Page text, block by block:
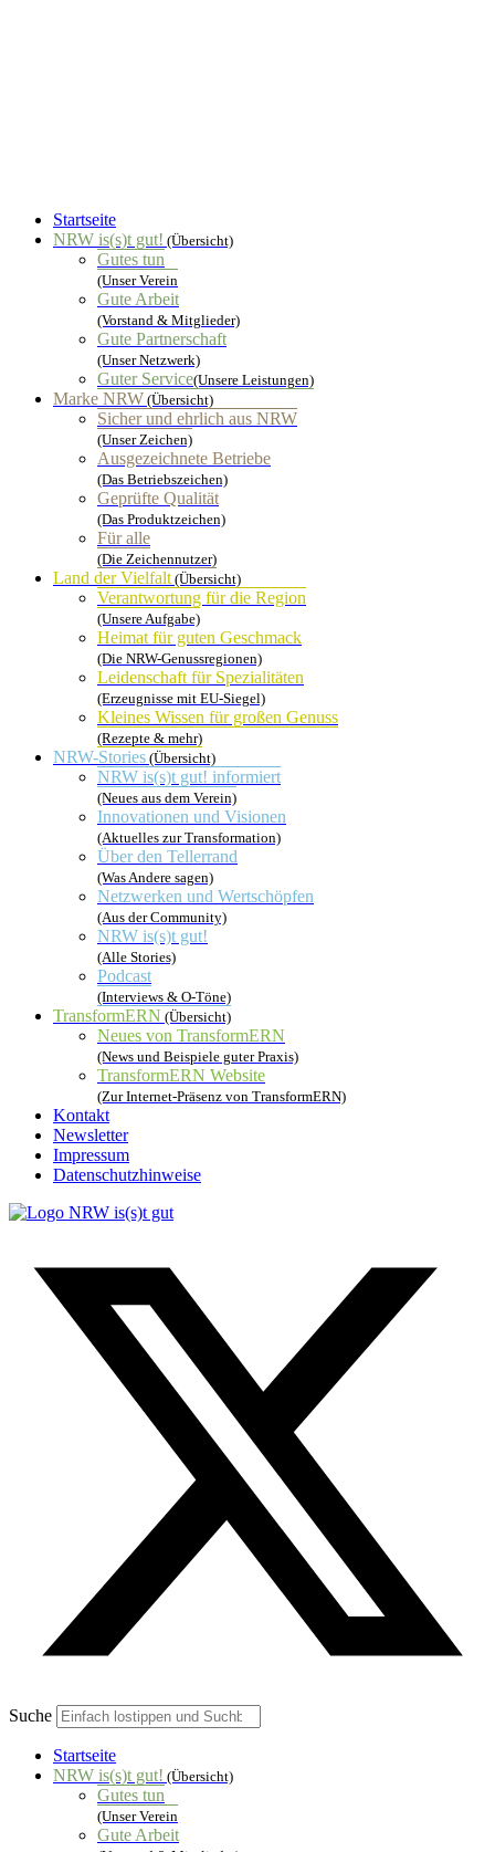
Startseite
NRW is(s)t gut! (Übersicht)
Gutes tun
(Unser Verein
Gute Arbeit
(Vorstand & Mitglieder)
Gute Partnerschaft
(Unser Netzwerk)
Guter Service(Unsere Leistungen)
Marke NRW (Übersicht)
Sicher und ehrlich aus NRW
(Unser Zeichen)
Ausgezeichnete Betriebe
(Das Betriebszeichen)
Geprüfte Qualität
(Das Produktzeichen)
Für alle
(Die Zeichennutzer)
Land der Vielfalt(Übersicht)
Verantwortung für die Region
(Unsere Aufgabe)
Heimat für guten Geschmack
(Die NRW-Genussregionen)
Leidenschaft für Spezialitäten
(Erzeugnisse mit EU-Siegel)
Kleines Wissen für großen Genuss
(Rezepte & mehr)
NRW-Stories (Übersicht)
NRW is(s)t gut! informiert
(Neues aus dem Verein)
Innovationen und Visionen
(Aktuelles zur Transformation)
Über den Tellerrand
(Was Andere sagen)
Netzwerken und Wertschöpfen
(Aus der Community)
NRW is(s)t gut!
(Alle Stories)
Podcast
(Interviews & O-Töne)
TransformERN (Übersicht)
Neues von TransformERN
(News und Beispiele guter Praxis)
TransformERN Website
(Zur Internet-Präsenz von TransformERN)
Kontakt
Newsletter
Impressum
Datenschutzhinweise
Suche
Startseite
NRW is(s)t gut! (Übersicht)
Gutes tun
(Unser Verein
Gute Arbeit